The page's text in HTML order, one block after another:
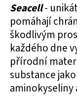
Seacell-
pomáhají
škodlivým
každého dne
přírodní
substance
aminokyseliny